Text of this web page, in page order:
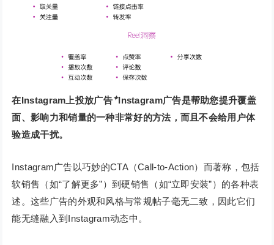
在Instagram上投放广告✦Instagram广告是帮助您提升覆盖
面、影响力和销量的一种非常好的方法，而且不会给用户体
验造成干扰。
Instagram广告以巧妙的CTA（Call-to-Action）而著称，包括
软销售（如“了解更多”）到硬销售（如“立即安装”）的各种表
述。这些广告的外观和风格与常规帖子毫无二致，因此它们
能无缝融入到Instagram动态中。